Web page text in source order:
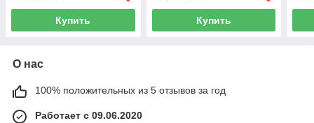
Купить Купить
О нас
100% положительных из 5 отзывов за год
Работает с 09.06.2020